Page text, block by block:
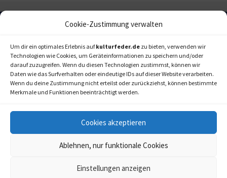
Cookie-Zustimmung verwalten
Um dir ein optimales Erlebnis aufkulturfeder.de zu bieten, verwenden wir
Technologien wie Cookies, um Geräteinformationen zu speichern und/oder
darauf zuzugreifen. Wenn du diesen Technologien zustimmst, können wir
Daten wie das Surfverhalten oder eindeutige IDs auf dieser Website verarbeiten.
Wenn du deine Zustimmung nicht erteilst oder zurückziehst, können bestimmte
Merkmale und Funktionen beeinträchtigt werden.
Cookies akzeptieren
Ablehnen, nur funktionale Cookies
Einstellungen anzeigen
© 2006-2020 LAPPmedien+events
kulturfeder.de –